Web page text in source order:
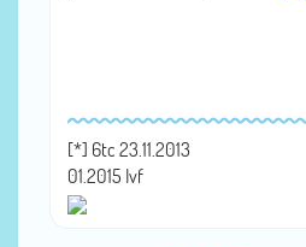
[*] 6tc 23.11.2013
01.2015 Ivf